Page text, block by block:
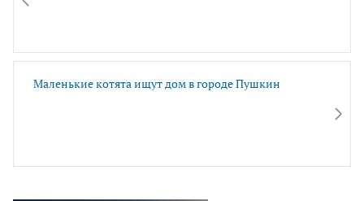
Маленькие котята ищут дом в городе Пушкин